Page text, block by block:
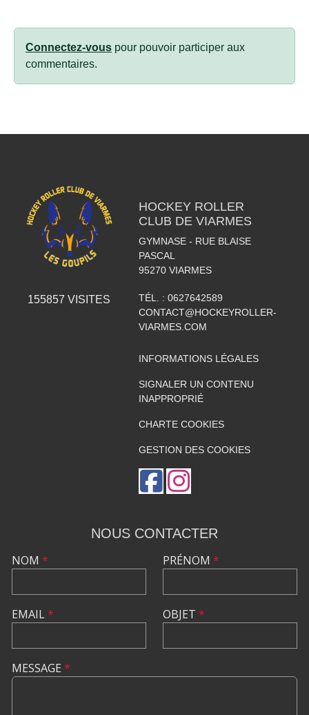
Connectez-vous pour pouvoir participer aux
commentaires.
155857 VISITES
HOCKEY ROLLER
CLUB DE VIARMES
GYMNASE - RUE BLAISE
PASCAL
95270 VIARMES
TÉL. : 0627642589
CONTACT@HOCKEYROLLER-
VIARMES.COM
INFORMATIONS LÉGALES
SIGNALER UN CONTENU
INAPPROPRIÉ
CHARTE COOKIES
GESTION DES COOKIES
NOUS CONTACTER
NOM *
EMAIL*
PRÉNOM *
OBJET *
MESSAGE *